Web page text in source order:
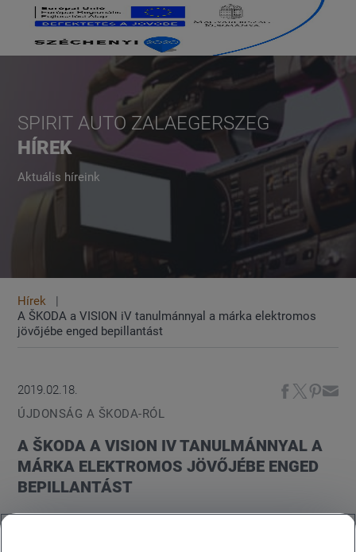
SPIRIT AUTO ZALAEGERSZEG
HÍREK
Aktuális híreink
Hírek
A ŠKODA a VISION iV tanulmánnyal a márka elektromos
jövőjébe enged bepillantást
2019.02.18.
ÚJDONSÁG A ŠKODA-RÓL
A ŠKODA A VISION IV TANULMÁNNYAL A
MÁRKA ELEKTROMOS JÖVŐJÉBE ENGED
BEPILLANTÁST